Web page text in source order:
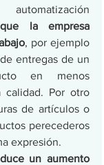
la empresa
, por ejemplo
entregas de un
en menos
calidad. Por otro
de artículos o
perecederos
expresión.
un aumento